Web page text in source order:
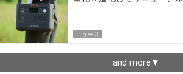
ニュース
and more▼